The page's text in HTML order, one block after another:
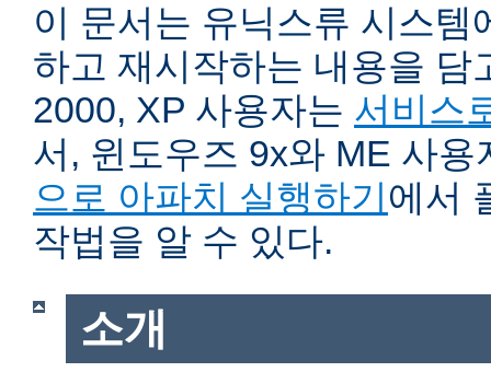
이 문서는 유닉스류 시스템
하고 재시작하는 내용을 담
2000, XP 사용자는 서비스
서, 윈도우즈 9x와 ME 사
으로 아파치 실행하기에서
작법을 알 수 있다.
소개